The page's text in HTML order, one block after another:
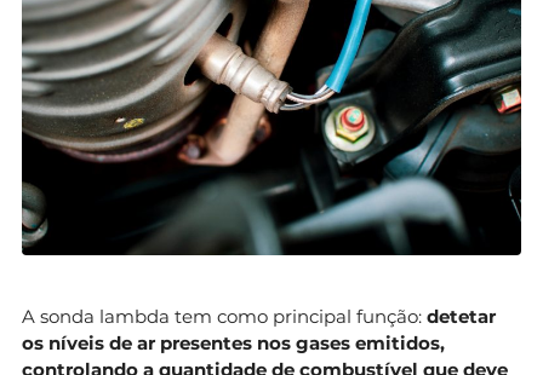
A sonda lambda tem como principal função: detetar
os níveis de ar presentes nos gases emitidos,
controlando a quantidade de combustível que deve